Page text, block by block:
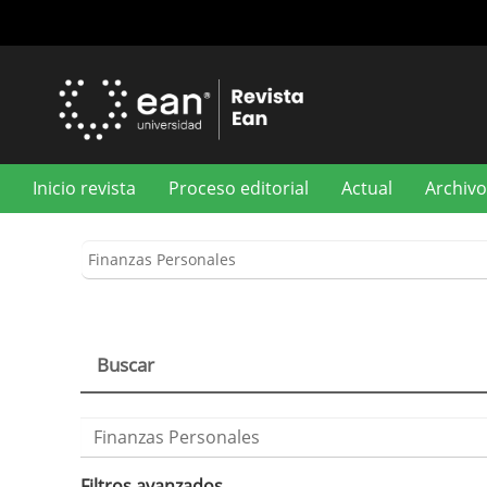
principal
Inicio revista Proceso editorial Actual
Buscar
Buscar
artículos
por